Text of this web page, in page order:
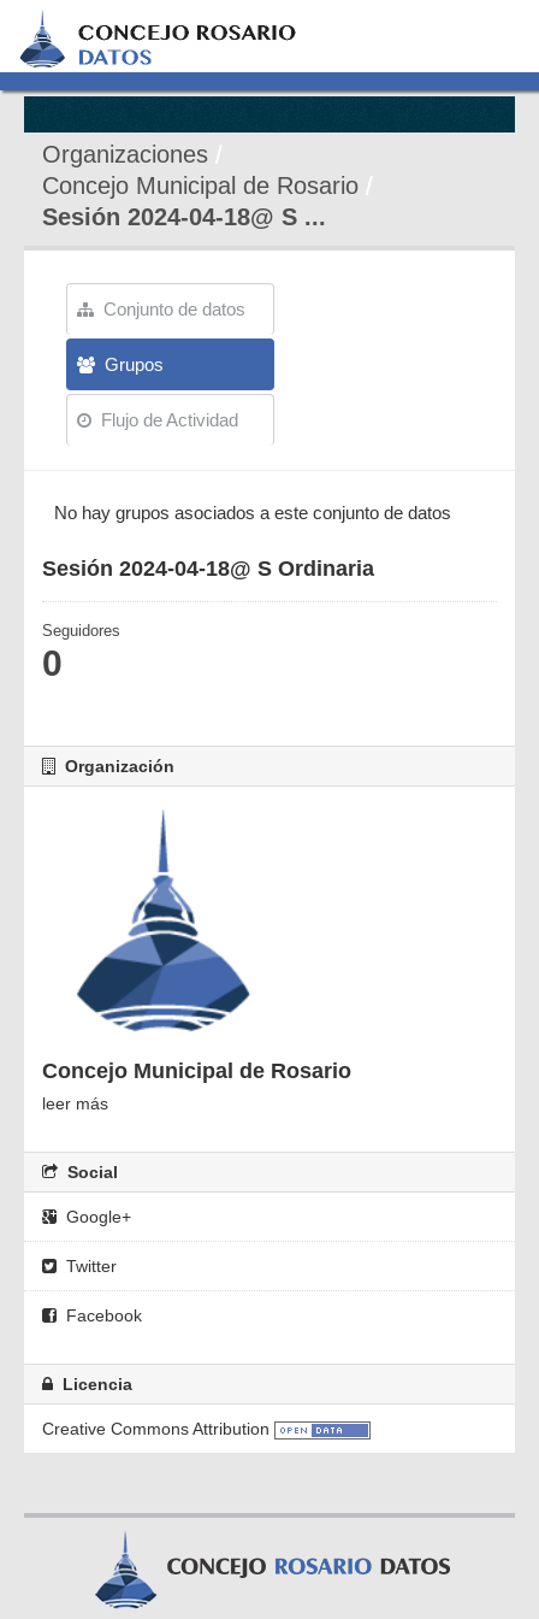
Organizaciones
Concejo Municipal de Rosario
Sesión 2024-04-18@ S ...
Conjunto de datos
Grupos
Flujo de Actividad
No hay grupos asociados a este conjunto de datos
Sesión 2024-04-18@ S Ordinaria
Seguidores
0
Organización
Concejo Municipal de Rosario
leer más
Social
Google+
Twitter
Facebook
Licencia
Creative Commons Attribution